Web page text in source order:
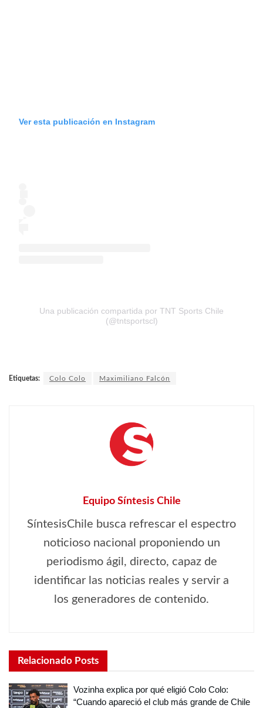
Ver esta publicación en Instagram
Una publicación compartida por TNT Sports Chile
(@tntsportscl)
Etiquetas: Colo Colo Maximiliano Falcón
Equipo Síntesis Chile
SíntesisChile busca refrescar el espectro
noticioso nacional proponiendo un
periodismo ágil, directo, capaz de
identificar las noticias reales y servir a
los generadores de contenido.
Relacionado Posts
Vozinha explica por qué eligió Colo Colo:
“Cuando apareció el club más grande de Chile